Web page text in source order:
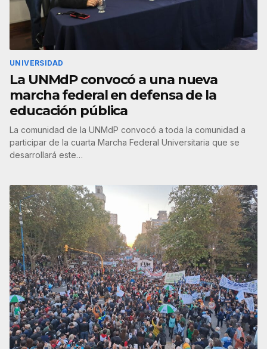
UNIVERSIDAD
La UNMdP convocó a una nueva
marcha federal en defensa de la
educación pública
La comunidad de la UNMdP convocó a toda la comunidad a
participar de la cuarta Marcha Federal Universitaria que se
desarrollará este…